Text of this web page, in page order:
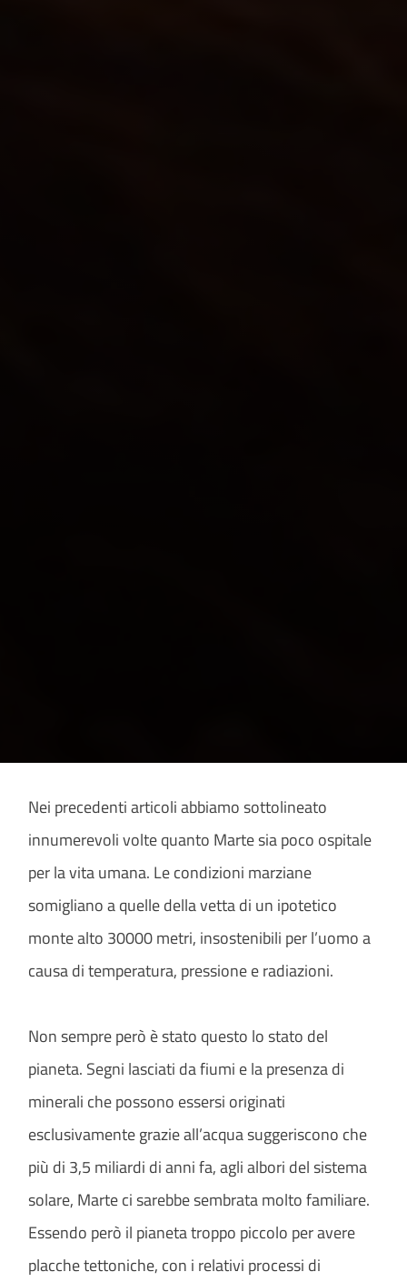
Nei precedenti articoli abbiamo sottolineato
innumerevoli volte quanto Marte sia poco ospitale
per la vita umana. Le condizioni marziane
somigliano a quelle della vetta di un ipotetico
monte alto 30000 metri, insostenibili per l’uomo a
causa di temperatura, pressione e radiazioni.
Non sempre però è stato questo lo stato del
pianeta. Segni lasciati da fiumi e la presenza di
minerali che possono essersi originati
esclusivamente grazie all’acqua suggeriscono che
più di 3,5 miliardi di anni fa, agli albori del sistema
solare, Marte ci sarebbe sembrata molto familiare.
Essendo però il pianeta troppo piccolo per avere
placche tettoniche, con i relativi processi di